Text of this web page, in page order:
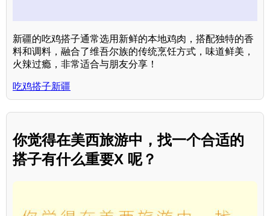
新疆的吃鸡搭子通常选用新鲜的本地鸡肉，搭配独特的香
料和调料，融合了维吾尔族的传统烹饪方式，味道鲜美，
火辣过瘾，非常适合与朋友分享！
吃鸡搭子新疆
你觉得在美西旅游中，找一个合适的
搭子有什么重要X 呢？